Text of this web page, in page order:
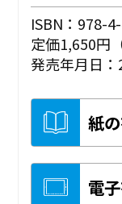
ISBN：978-
定価1,650円
発売年月日
紙
電